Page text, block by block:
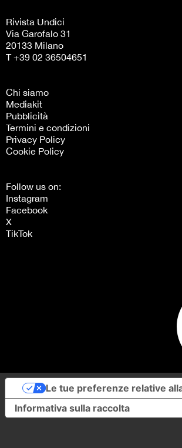
Rivista Undici
Via Garofalo 31
20133 Milano
T +39 02 36504651
Chi siamo
Mediakit
Pubblicità
Termini e condizioni
Privacy Policy
Cookie Policy
Follow us on:
Instagram
Facebook
X
TikTok
Informativa sulla raccolta
Le tue preferenze relative